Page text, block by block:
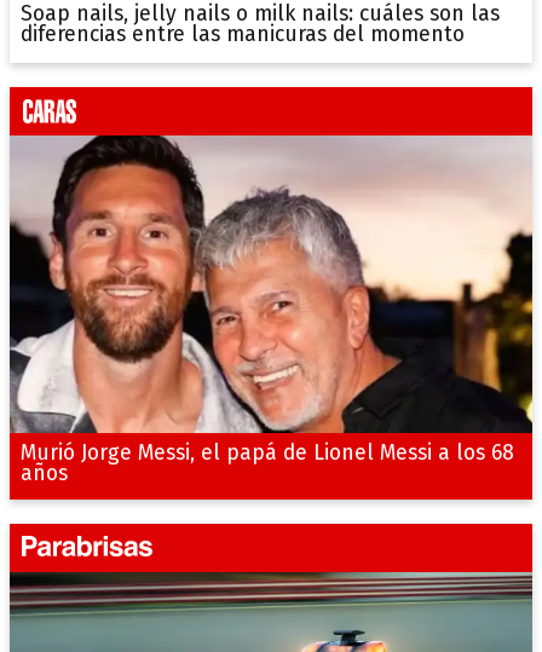
Soap nails, jelly nails o milk nails: cuáles son las
diferencias entre las manicuras del momento
Murió Jorge Messi, el papá de Lionel Messi a los 68
años